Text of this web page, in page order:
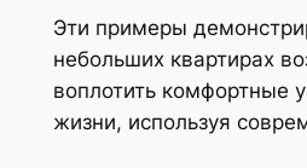
Эти примеры
небольших квартирах
воплотить комфортные
жизни, используя